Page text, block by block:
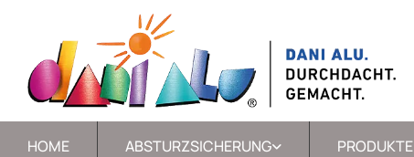
HOME ABSTURZSICHERUNG PRODUKTE